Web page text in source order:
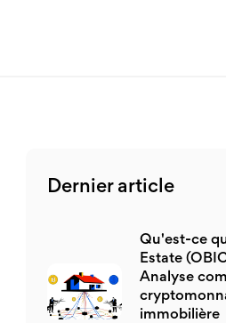
Dernier article
Qu'est-ce
Estate
Analyse
immobilière